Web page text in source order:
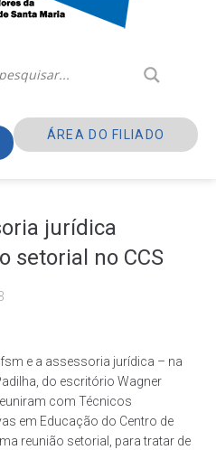
ÁREA DO FILIADO
jurídica
setorial no CCS
e a assessoria jurídica – na
do escritório Wagner
com Técnicos
em Educação do Centro de
reunião setorial, para tratar de